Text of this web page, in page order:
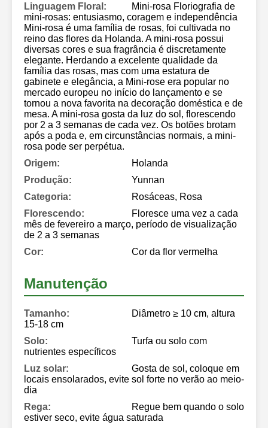
Linguagem Floral:
Mini-rosa Floriografia de
mini-rosas: entusiasmo, coragem e independência
Mini-rosa é uma família de rosas, foi cultivada no
reino das flores da Holanda. A mini-rosa possui
diversas cores e sua fragrância é discretamente
elegante. Herdando a excelente qualidade da
família das rosas, mas com uma estatura de
gabinete e elegância, a Mini-rose era popular no
mercado europeu no início do lançamento e se
tornou a nova favorita na decoração doméstica e de
mesa. A mini-rosa gosta da luz do sol, florescendo
por 2 a 3 semanas de cada vez. Os botões brotam
após a poda e, em circunstâncias normais, a mini-
rosa pode ser perpétua.
Origem:
Holanda
Produção:
Yunnan
Categoria:
Rosáceas, Rosa
Florescendo:
Floresce uma vez a cada
mês de fevereiro a março, período de visualização
de 2 a 3 semanas
Cor:
Cor da flor vermelha
Manutenção
Tamanho:
Diâmetro ≥ 10 cm, altura
15-18 cm
Solo:
Turfa ou solo com
nutrientes específicos
Luz solar:
Gosta de sol, coloque em
locais ensolarados, evite sol forte no verão ao meio-
dia
Rega:
Regue bem quando o solo
estiver seco, evite água saturada